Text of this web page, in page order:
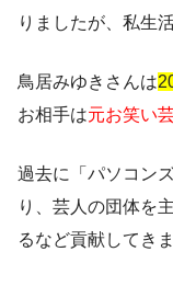
りましたが、私生
鳥居みゆきさんは
お相手は元お笑い
過去に「パソコン
り、芸人の団体を
るなど貢献してきま